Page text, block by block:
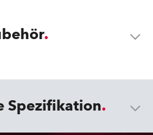
Spezifikation